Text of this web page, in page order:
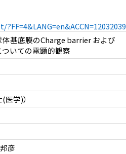
基底膜のCharge barrier および
いての電顕的観察
学)）
彦